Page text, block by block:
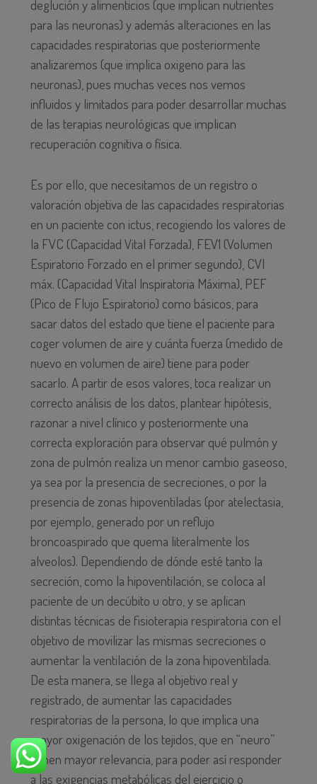
deglución y alimenticios (que implican nutrientes
para las neuronas) y además alteraciones en las
capacidades respiratorias que posteriormente
analizaremos (que implica oxigeno para las
neuronas), pues muchas veces nos vemos
influidos y limitados para poder desarrollar muchas
de las terapias neurológicas que implican
recuperación cognitiva o física.
Es por ello, que necesitamos de un registro o
valoración objetiva de las capacidades respiratorias
en un paciente con ictus, recogiendo los valores de
la FVC (Capacidad Vital Forzada), FEV1 (Volumen
Espiratorio Forzado en el primer segundo), CVI
máx. (Capacidad Vital Inspiratoria Máxima), PEF
(Pico de Flujo Espiratorio) como básicos, para
sacar datos del estado que tiene el paciente para
coger volumen de aire y cuánta fuerza (medido de
nuevo en volumen de aire) tiene para poder
sacarlo. A partir de esos valores, toca realizar un
correcto análisis de los datos, plantear hipótesis,
razonar a nivel clínico y posteriormente una
correcta exploración para observar qué pulmón y
zona de pulmón realiza un menor cambio gaseoso,
ya sea por la presencia de secreciones, o por la
presencia de zonas hipoventiladas (por atelectasia,
por ejemplo, generado por un reflujo
broncoaspirado que quema literalmente los
alveolos). Dependiendo de dónde esté tanto la
secreción, como la hipoventilación, se coloca al
paciente de un decúbito u otro, y se aplican
distintas técnicas de fisioterapia respiratoria con el
objetivo de movilizar las mismas secreciones o
aumentar la ventilación de la zona hipoventilada.
De esta manera, se llega al objetivo real y
registrado, de aumentar las capacidades
respiratorias de la persona, lo que implica una
mayor oxigenación de los tejidos, que en “neuro”
tienen mayor relevancia, para poder así responder
a las exigencias metabólicas del ejercicio o